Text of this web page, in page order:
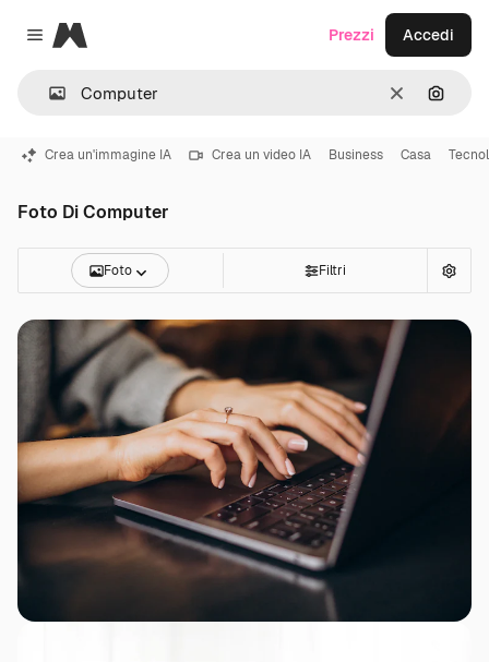
Close menu
Magnific
CancellaCerca
Prezzi Accedi
Crea un'immagine IA Crea un video IA Business Casa
Foto Di Computer
Foto Filtri